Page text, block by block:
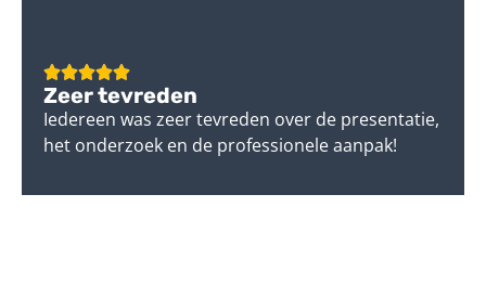
Zeer tevreden
Iedereen was zeer tevreden over de presentatie,
het onderzoek en de professionele aanpak!